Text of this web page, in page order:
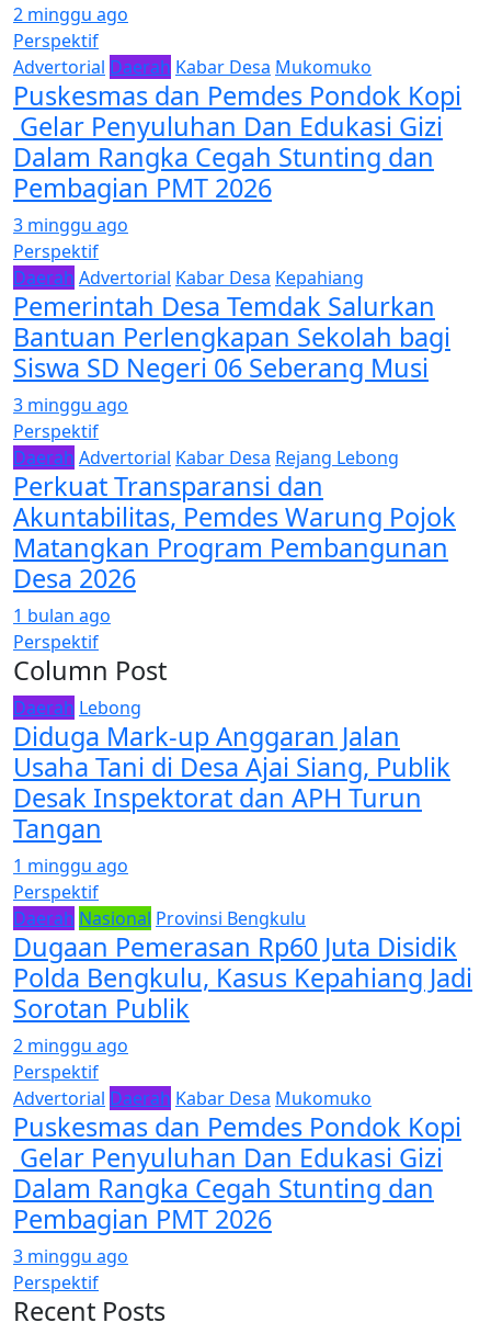
2 minggu ago
Perspektif
Advertorial Daerah Kabar Desa Mukomuko
Puskesmas dan Pemdes Pondok Kopi
Gelar Penyuluhan Dan Edukasi Gizi
Dalam Rangka Cegah Stunting dan
Pembagian PMT 2026
3 minggu ago
Perspektif
Daerah Advertorial Kabar Desa Kepahiang
Pemerintah Desa Temdak Salurkan
Bantuan Perlengkapan Sekolah bagi
Siswa SD Negeri 06 Seberang Musi
3 minggu ago
Perspektif
Daerah Advertorial Kabar Desa Rejang Lebong
Perkuat Transparansi dan
Akuntabilitas, Pemdes Warung Pojok
Matangkan Program Pembangunan
Desa 2026
1 bulan ago
Perspektif
Column Post
Daerah Lebong
Diduga Mark-up Anggaran Jalan
Usaha Tani di Desa Ajai Siang, Publik
Desak Inspektorat dan APH Turun
Tangan
1 minggu ago
Perspektif
Daerah Nasional Provinsi Bengkulu
Dugaan Pemerasan Rp60 Juta Disidik
Polda Bengkulu, Kasus Kepahiang Jadi
Sorotan Publik
2 minggu ago
Perspektif
Advertorial Daerah Kabar Desa Mukomuko
Puskesmas dan Pemdes Pondok Kopi
Gelar Penyuluhan Dan Edukasi Gizi
Dalam Rangka Cegah Stunting dan
Pembagian PMT 2026
3 minggu ago
Perspektif
Recent Posts